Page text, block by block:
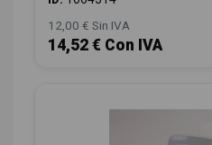
12,00 € Sin IVA
14,52 € Con IVA